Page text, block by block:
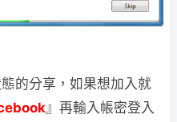
的分享，如果想加入就
』再輸入帳密登入